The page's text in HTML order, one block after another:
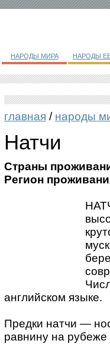
НАРОДЫ МИРА НАРОДЫ
главная / народы
Натчи
Страны
Регион
английском языке.
Предки натчи —
равнину на